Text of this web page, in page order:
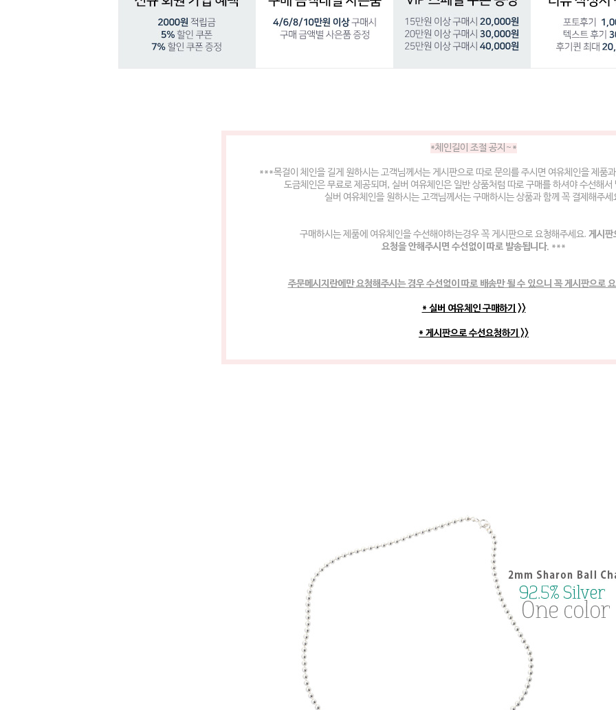
*체인길이 조절 공지~*
***목걸이 체인을 길게 원하시는 고객님께서는 게시판으로 따로 문의를 주시면 여유체인을 제품
도금체인은 무료로 제공되며, 실버 여유체인은 일반 상품처럼 따로 구매를 하셔야 수선해서
실버 여유체인을 원하시는 고객님께서는 구매하시는 상품과 함께 꼭 결제해주세
구매하시는 제품에 여유체인을 수선해야하는경우 꼭 게시판으로 요청해주세요. 게시판
요청을 안해주시면 수선없이 따로 발송됩니다. ***
주문메시지란에만 요청해주시는 경우 수선없이 따로 배송만 될 수 있으니 꼭 게시판으로
* 실버 여유체인 구매하기 >>
* 게시판으로 수선요청하기 >>